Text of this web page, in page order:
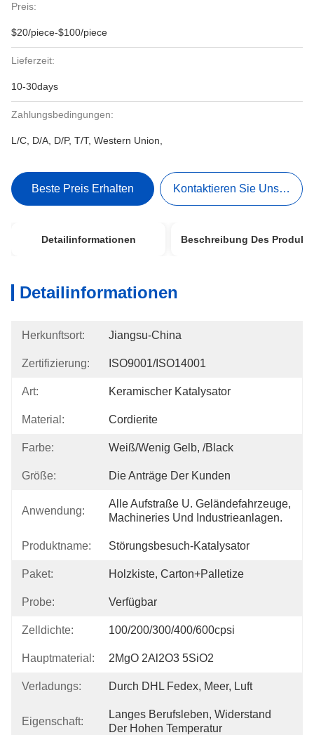
Preis:
$20/piece-$100/piece
Lieferzeit:
10-30days
Zahlungsbedingungen:
L/C, D/A, D/P, T/T, Western Union,
Beste Preis Erhalten Kontaktieren Sie Uns Jetzt
Detailinformationen Beschreibung Des
Detailinformationen
Herkunftsort: Jiangsu-China
Zertifizierung: ISO9001/ISO14001
Art: Keramischer Katalysator
Material: Cordierite
Farbe: Weiß/wenig Gelb, /Black
Größe: Die Anträge Der Kunden
Anwendung:
Alle Aufstraße U. Geländefahrzeuge,
Machineries Und Industrieanlagen.
Produktname: Störungsbesuch-Katalysator
Paket: Holzkiste, Carton+Palletize
Probe: Verfügbar
Zelldichte: 100/200/300/400/600cpsi
Hauptmaterial: 2MgO 2Al2O3 5SiO2
Verladungs: Durch DHL Fedex, Meer, Luft
Eigenschaft:
Langes Berufsleben, Widerstand
Der Hohen Temperatur